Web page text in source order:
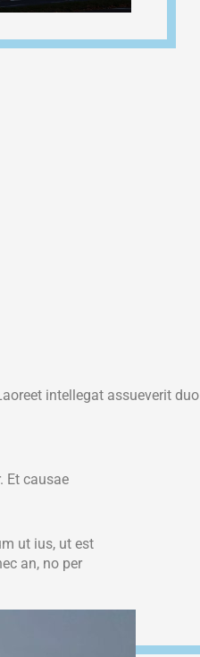
intellegat assueverit duo
Et causae
ut ius, ut est
an, no per
copiosae